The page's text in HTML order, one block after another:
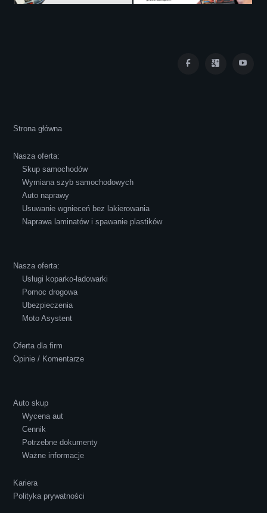
atmosferze, czego z reguły nie można
powiedzieć o innych firmach tego type.
Pozdrawiam i polecam!
Polecam S-Car.pl, szybka i bardzo miła
Strona główna
Nasza oferta:
Skup samochodów
Wymiana szyb samochodowych
Auto naprawy
Usuwanie wgnieceń bez lakierowania
Naprawa laminatów i spawanie plastików
Nasza oferta:
Usługi koparko-ładowarki
Pomoc drogowa
Ubezpieczenia
Moto Asystent
Oferta dla firm
Opinie / Komentarze
Auto skup
Wycena aut
Cennik
Potrzebne dokumenty
Ważne informacje
Kariera
Polityka prywatności